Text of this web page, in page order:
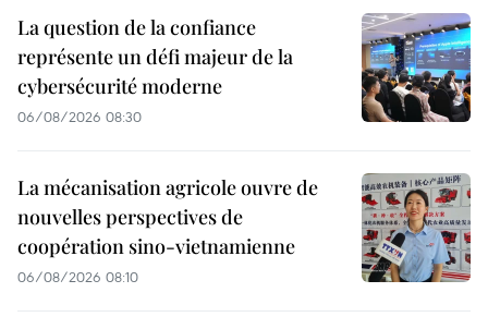
La question de la confiance
représente un défi majeur de la
cybersécurité moderne
06/08/2026 08:30
La mécanisation agricole ouvre de
nouvelles perspectives de
coopération sino-vietnamienne
06/08/2026 08:10